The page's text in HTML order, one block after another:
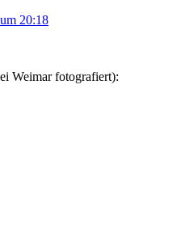
20:18
Weimar fotografiert):